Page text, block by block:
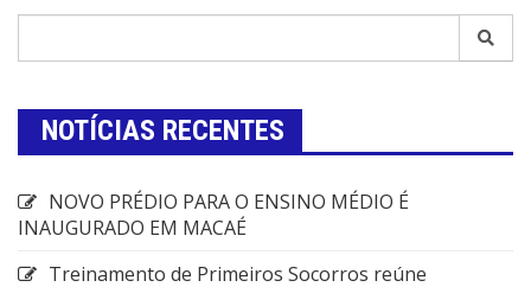
NOTÍCIAS RECENTES
NOVO PRÉDIO PARA O ENSINO MÉDIO É
INAUGURADO EM MACAÉ
Treinamento de Primeiros Socorros reúne